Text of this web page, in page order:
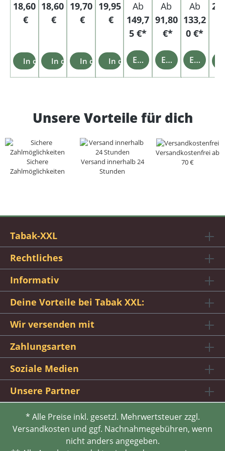
Regulärer Preis:
18,60
€
In den Warenkorb
Regulärer Preis:
18,60
€
In den Warenkorb
Regulärer Preis:
19,70
€
In den Warenkorb
Regulärer Preis:
19,95
€
In den Warenkorb
Ab
149,7
5 €*
Einzelheiten
Ab
91,80
€*
Einzelheiten
Ab
133,2
0 €*
Einzelheiten
Unsere Vorteile für dich
Sichere
Zahlmöglichkeiten
Versand innerhalb 24
Stunden
Versandkostenfrei ab
70 €
Tabak-XXL
Rechtliches
Informativ
Deine Vorteile bei Tabak XXL:
Wir versenden mit
Zahlungsarten
Soziale Medien
Unsere Partner
* Alle Preise inkl. gesetzl. Mehrwertsteuer zzgl.
Versandkosten und ggf. Nachnahmegebühren, wenn
nicht anders angegeben.